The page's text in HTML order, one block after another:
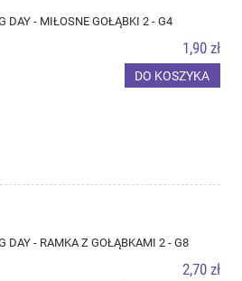
DAY - MIŁOSNE GOŁĄBKI 2 - G4
1,90 zł
DO KOSZYKA
DAY - RAMKA Z GOŁĄBKAMI 2 - G8
2,70 zł